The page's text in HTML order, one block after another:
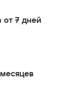
от 7 дней